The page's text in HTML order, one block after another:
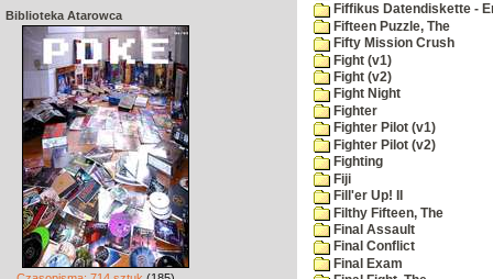
Biblioteka Atarowca
Fiffikus Datendiskette -
Fifteen Puzzle, The
Fifty Mission Crush
Fight (v1)
Fight (v2)
Fight Night
Fighter
Fighter Pilot (v1)
Fighter Pilot (v2)
Fighting
Fiji
Fill'er Up! II
Filthy Fifteen, The
Final Assault
Final Conflict
Final Exam